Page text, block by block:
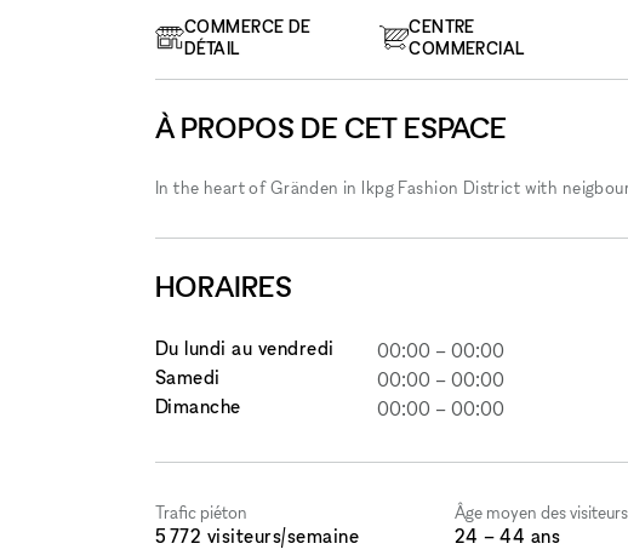
COMMERCE DE
DÉTAIL
CENTRE
COMMERCIAL
À PROPOS DE CET ESPACE
In the heart of Gränden in lkpg Fashion District with
HORAIRES
Du lundi au vendredi 00:00 –00:00
Samedi
00:00 –00:00
Dimanche
00:00 –00:00
Trafic piéton
5 772 visiteurs/semaine
Âge moyen des visiteurs
24 – 44 ans